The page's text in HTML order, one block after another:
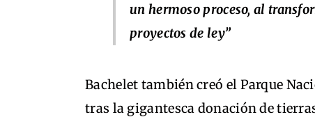
un hermoso proceso, al
proyectos de ley”
Bachelet también creó el Parque
tras la gigantesca donación de